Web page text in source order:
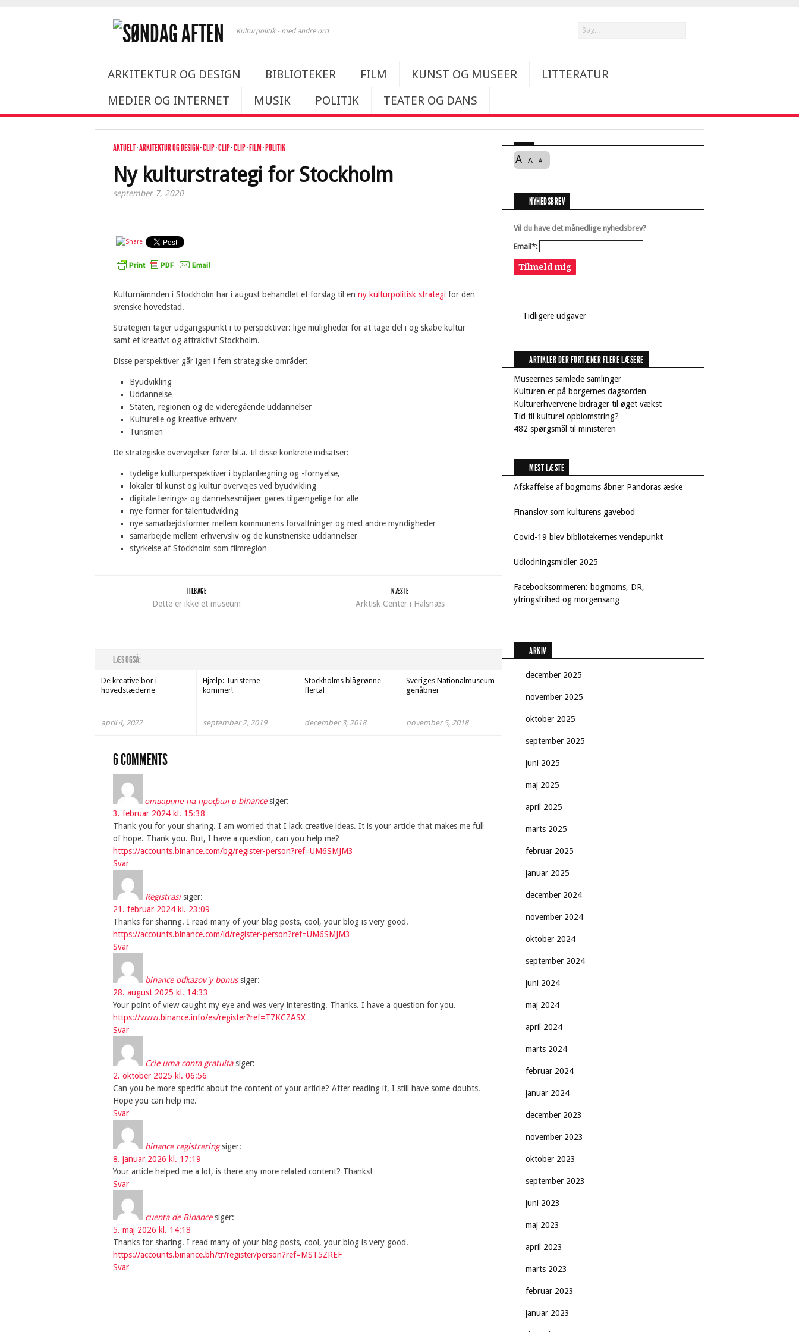
Kulturpolitik - med andre ord
ARKITEKTUR OG DESIGN BIBLIOTEKER FILM KUNST OG MUSEER
LITTERATUR
MEDIER OG INTERNET
MUSIK POLITIK TEATER OG DANS
AKTUELT·ARKITEKTUR OG DESIGN·CLIP·CLIP·CLIP·FILM·POLITIK
Ny kulturstrategi for Stockholm
september 7, 2020
Kulturnämnden i Stockholm har i august behandlet et forslag til en ny kulturpolitisk strategi for den
svenske hovedstad.
Strategien tager udgangspunkt i to perspektiver: lige muligheder for at tage del i og skabe kultur
samt et kreativt og attraktivt Stockholm.
Disse perspektiver går igen i fem strategiske områder:
Byudvikling
Uddannelse
Staten, regionen og de videregående uddannelser
Kulturelle og kreative erhverv
Turismen
De strategiske overvejelser fører bl.a. til disse konkrete indsatser:
tydelige kulturperspektiver i byplanlægning og -fornyelse,
lokaler til kunst og kultur overvejes ved byudvikling
digitale lærings- og dannelsesmiljøer gøres tilgængelige for alle
nye former for talentudvikling
nye samarbejdsformer mellem kommunens forvaltninger og med andre myndigheder
samarbejde mellem erhvervsliv og de kunstneriske uddannelser
styrkelse af Stockholm som filmregion
TILBAGE
Dette er ikke et museum
NÆSTE
Arktisk Center i Halsnæs
LÆS OGSÅ:
De kreative bor i
hovedstæderne
april 4, 2022
Hjælp: Turisterne
kommer!
september 2, 2019
Stockholms blågrønne
flertal
december 3, 2018
Sveriges Nationalmuseum
genåbner
november 5, 2018
6 COMMENTS
отваряне на профил в binance siger:
3. februar 2024 kl. 15:38
Thank you for your sharing. I am worried that I lack creative ideas. It is your article that makes me full
of hope. Thank you. But, I have a question, can you help me?
https://accounts.binance.com/bg/register-person?ref=UM6SMJM3
Svar
Registrasi siger:
21. februar 2024 kl. 23:09
Thanks for sharing. I read many of your blog posts, cool, your blog is very good.
https://accounts.binance.com/id/register-person?ref=UM6SMJM3
Svar
binance odkazov'y bonus siger:
28. august 2025 kl. 14:33
Your point of view caught my eye and was very interesting. Thanks. I have a question for you.
https://www.binance.info/es/register?ref=T7KCZASX
Svar
Crie uma conta gratuita siger:
2. oktober 2025 kl. 06:56
Can you be more specific about the content of your article? After reading it, I still have some doubts.
Hope you can help me.
Svar
binance registrering siger:
8. januar 2026 kl. 17:19
Your article helped me a lot, is there any more related content? Thanks!
Svar
cuenta de Binance siger:
5. maj 2026 kl. 14:18
Thanks for sharing. I read many of your blog posts, cool, your blog is very good.
https://accounts.binance.bh/tr/register/person?ref=MST5ZREF
Svar
A A A
NYHEDSBREV
Vil du have det månedlige nyhedsbrev?
Email*:
Tilmeld mig
Tidligere udgaver
ARTIKLER DER FORTJENER FLERE LÆSERE
Museernes samlede samlinger
Kulturen er på borgernes dagsorden
Kulturerhvervene bidrager til øget vækst
Tid til kulturel opblomstring?
482 spørgsmål til ministeren
MEST LÆSTE
Afskaffelse af bogmoms åbner Pandoras æske
Finanslov som kulturens gavebod
Covid-19 blev bibliotekernes vendepunkt
Udlodningsmidler 2025
Facebooksommeren: bogmoms, DR,
ytringsfrihed og morgensang
ARKIV
december 2025
november 2025
oktober 2025
september 2025
juni 2025
maj 2025
april 2025
marts 2025
februar 2025
januar 2025
december 2024
november 2024
oktober 2024
september 2024
juni 2024
maj 2024
april 2024
marts 2024
februar 2024
januar 2024
december 2023
november 2023
oktober 2023
september 2023
juni 2023
maj 2023
april 2023
marts 2023
februar 2023
januar 2023